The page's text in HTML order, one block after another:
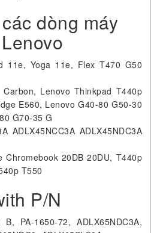
dòng máy
11e, Yoga 11e, Flex T470 G50
Lenovo Thinkpad T440p
E560, Lenovo G40-80 G50-30
G70-35 G
ADLX45NCC3A ADLX45NDC3A
Chromebook 20DB 20DU, T440p
T550
P/N
B, PA-1650-72, ADLX65NDC3A,